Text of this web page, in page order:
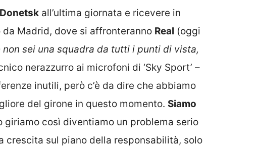
all’ultima giornata e ricevere in
Madrid, dove si affronteranno Real (oggi
non sei una squadra da tutti i punti di vista,
nerazzurro ai microfoni di ‘Sky Sport’ –
inutili, però c’è da dire che abbiamo
del girone in questo momento. Siamo
giriamo così diventiamo un problema serio
crescita sul piano della responsabilità, solo